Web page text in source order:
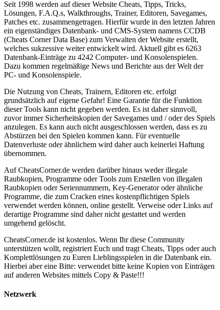
Seit 1998 werden auf dieser Website Cheats, Tipps, Tricks,
Lösungen, F.A.Q.s, Walkthroughs, Trainer, Editoren, Savegames,
Patches etc. zusammengetragen. Hierfür wurde in den letzten Jahren
ein eigenständiges Datenbank- und CMS-System namens CCDB
(Cheats Corner Data Base) zum Verwalten der Website erstellt,
welches sukzessive weiter entwickelt wird. Aktuell gibt es 6263
Datenbank-Einträge zu 4242 Computer- und Konsolenspielen.
Dazu kommen regelmäßige News und Berichte aus der Welt der
PC- und Konsolenspiele.
Die Nutzung von Cheats, Trainern, Editoren etc. erfolgt
grundsätzlich auf eigene Gefahr! Eine Garantie für die Funktion
dieser Tools kann nicht gegeben werden. Es ist daher sinnvoll,
zuvor immer Sicherheitskopien der Savegames und / oder des Spiels
anzulegen. Es kann auch nicht ausgeschlossen werden, dass es zu
Abstürzen bei den Spielen kommen kann. Für eventuelle
Datenverluste oder ähnlichem wird daher auch keinerlei Haftung
übernommen.
Auf CheatsCorner.de werden darüber hinaus weder illegale
Raubkopien, Programme oder Tools zum Erstellen von illegalen
Raubkopien oder Seriennummern, Key-Generator oder ähnliche
Programme, die zum Cracken eines kostenpflichtigen Spiels
verwendet werden können, online gestellt. Verweise oder Links auf
derartige Programme sind daher nicht gestattet und werden
umgehend gelöscht.
CheatsCorner.de ist kostenlos. Wenn Ihr diese Community
unterstützen wollt, registriert Euch und tragt Cheats, Tipps oder auch
Komplettlösungen zu Euren Lieblingsspielen in die Datenbank ein.
Hierbei aber eine Bitte: verwendet bitte keine Kopien von Einträgen
auf anderen Websites mittels Copy & Paste!!!
Netzwerk